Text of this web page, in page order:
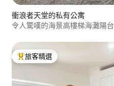
衝浪者天堂的私有公寓
令人驚嘆的海景高樓梯海灘陽台
旅客精選榜首
旅客精選